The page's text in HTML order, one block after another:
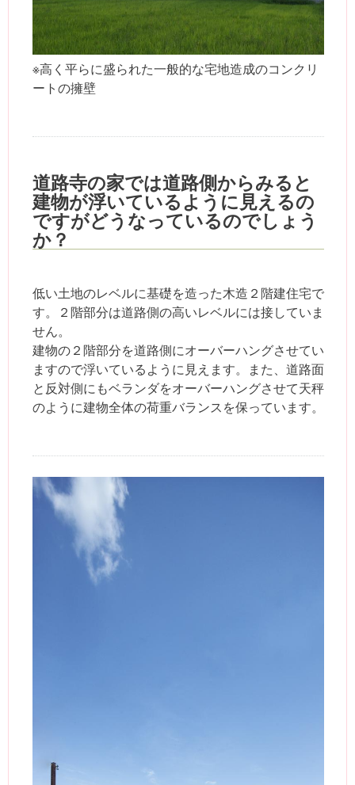
※高く平らに盛られた一般的な宅地造成のコンクリ
ートの擁壁
道路寺の家では道路側からみると
建物が浮いているように見えるの
ですがどうなっているのでしょう
か？
低い土地のレベルに基礎を造った木造２階建住宅で
す。２階部分は道路側の高いレベルには接していま
せん。
建物の２階部分を道路側にオーバーハングさせてい
ますので浮いているように見えます。また、道路面
と反対側にもベランダをオーバーハングさせて天秤
のように建物全体の荷重バランスを保っています。